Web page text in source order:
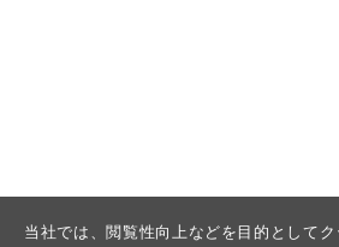
当社では、閲覧性向上などを目的として